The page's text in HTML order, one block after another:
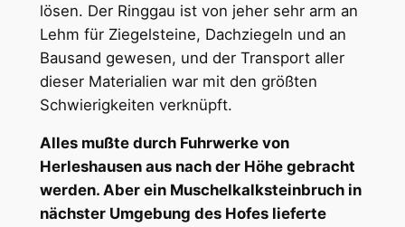
lösen. Der Ringgau ist von jeher sehr arm an
Lehm für Ziegelsteine, Dachziegeln und an
Bausand gewesen, und der Transport aller
dieser Materialien war mit den größten
Schwierigkeiten verknüpft.
Alles mußte durch Fuhrwerke von
Herleshausen aus nach der Höhe gebracht
werden. Aber ein Muschelkalksteinbruch in
nächster Umgebung des Hofes lieferte